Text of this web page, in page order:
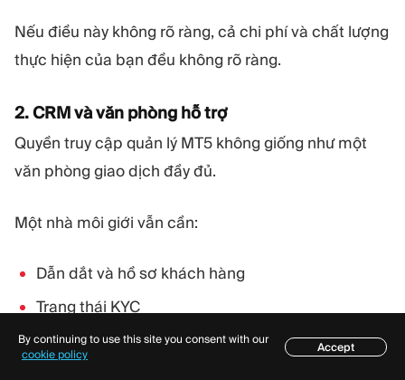
Nếu điều này không rõ ràng, cả chi phí và chất lượng
thực hiện của bạn đều không rõ ràng.
2. CRM và văn phòng hỗ trợ
Quyền truy cập quản lý MT5 không giống như một
văn phòng giao dịch đầy đủ.
Một nhà môi giới vẫn cần:
Dẫn dắt và hồ sơ khách hàng
Trạng thái KYC
Quy trình gửi tiền và rút tiền
Mục lục
By continuing to use this site you consent with our
cookie policy
Accept